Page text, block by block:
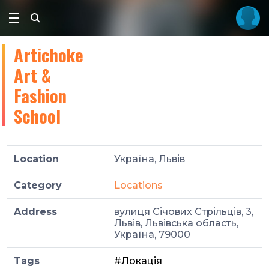
Artichoke
Art &
Fashion
School
Location Україна, Львів
Category Locations
Address
вулиця Січових Стрільців, 3,
Львів, Львівська область,
Україна, 79000
Tags #Локація